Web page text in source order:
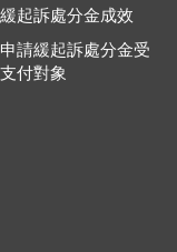
緩起訴處分金成效
申請緩起訴處分金受
支付對象